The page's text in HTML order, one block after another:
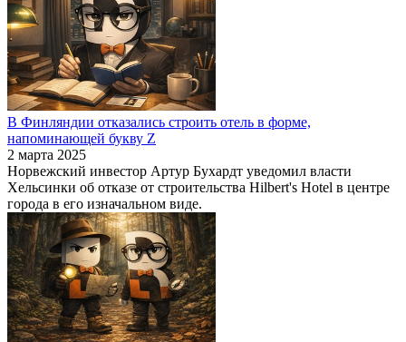
В Финляндии отказались строить отель в форме,
напоминающей букву Z
2 марта 2025
Норвежский инвестор Артур Бухардт уведомил власти
Хельсинки об отказе от строительства Hilbert's Hotel в центре
города в его изначальном виде.